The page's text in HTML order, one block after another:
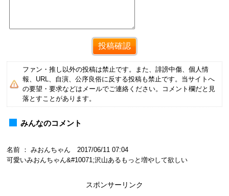
ファン・推し以外の投稿は禁止です。また、誹謗中傷、個人情
報、URL、自演、公序良俗に反する投稿も禁止です。当サイトへ
の要望・要求などはメールでご連絡ください。コメント欄だと見
落とすことがあります。
みんなのコメント
名前 ： みおんちゃん 2017/06/11 07:04
可愛いみおんちゃん&#10071;沢山あるもっと増やして欲しい
スポンサーリンク